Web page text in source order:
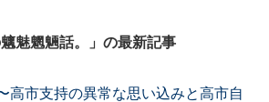
魅魍魎話。」の最新記事
高市支持の異常な思い込みと高市自